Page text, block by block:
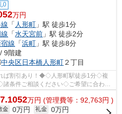
0
万円
「 人形町 」駅 徒歩1分
「水天宮前 」駅 徒歩2分
線 「浜町 」駅 徒歩8分
9階建
中央区日本橋人形町２丁目
ば割引あり！◆◇人形町駅徒歩1分◇複
条件ご相談ください◇ご希望に合わせ
にお問い合わ...
万円 (管理費等：92,763円 )
金 0万円 礼金 0万円